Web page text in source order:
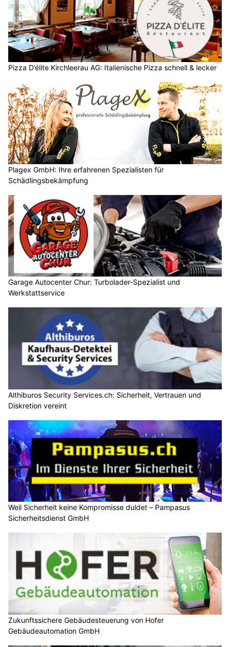
Pizza D’élite Kirchleerau AG: Italienische Pizza schnell & lecker
Plagex GmbH: Ihre erfahrenen Spezialisten für
Schädlingsbekämpfung
Garage Autocenter Chur: Turbolader-Spezialist und
Werkstattservice
Althiburos Security Services.ch: Sicherheit, Vertrauen und
Diskretion vereint
Weil Sicherheit keine Kompromisse duldet – Pampasus
Sicherheitsdienst GmbH
Zukunftssichere Gebäudesteuerung von Hofer
Gebäudeautomation GmbH